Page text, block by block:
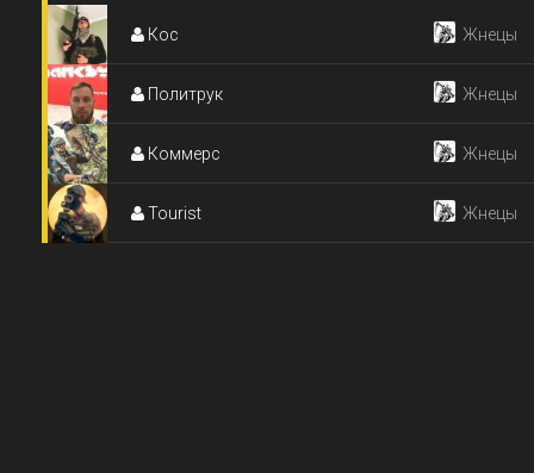
Кос Жнецы
Политрук Жнецы
Коммерс Жнецы
Tourist Жнецы